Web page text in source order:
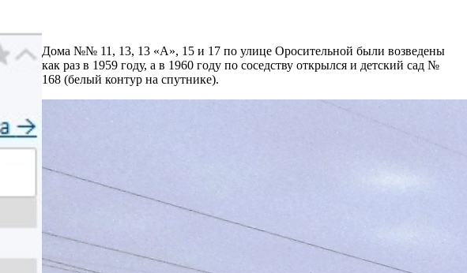
Дома №№ 11, 13, 13 «А», 15 и 17 по улице Оросительной были возведены
как раз в 1959 году, а в 1960 году по соседству открылся и детский сад №
168 (белый контур на спутнике).